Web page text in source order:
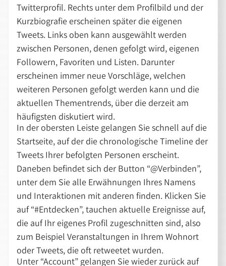
Twitterprofil. Rechts unter dem Profilbild und der
Kurzbiografie erscheinen später die eigenen
Tweets. Links oben kann ausgewählt werden
zwischen Personen, denen gefolgt wird, eigenen
Followern, Favoriten und Listen. Darunter
erscheinen immer neue Vorschläge, welchen
weiteren Personen gefolgt werden kann und die
aktuellen Thementrends, über die derzeit am
häufigsten diskutiert wird.
In der obersten Leiste gelangen Sie schnell auf die
Startseite, auf der die chronologische Timeline der
Tweets Ihrer befolgten Personen erscheint.
Daneben befindet sich der Button “@Verbinden”,
unter dem Sie alle Erwähnungen Ihres Namens
und Interaktionen mit anderen finden. Klicken Sie
auf “#Entdecken”, tauchen aktuelle Ereignisse auf,
die auf Ihr eigenes Profil zugeschnitten sind, also
zum Beispiel Veranstaltungen in Ihrem Wohnort
oder Tweets, die oft retweetet wurden.
Unter “Account” gelangen Sie wieder zurück auf